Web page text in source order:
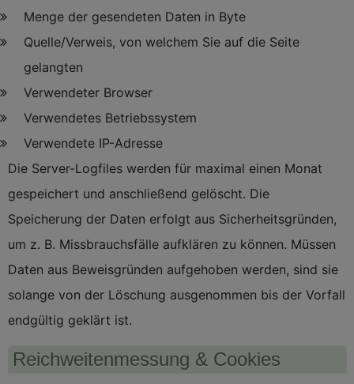
Menge der gesendeten Daten in Byte
Quelle/Verweis, von welchem Sie auf die Seite
gelangten
Verwendeter Browser
Verwendetes Betriebssystem
Verwendete IP-Adresse
Die Server-Logfiles werden für maximal einen Monat
gespeichert und anschließend gelöscht. Die
Speicherung der Daten erfolgt aus Sicherheitsgründen,
um z. B. Missbrauchsfälle aufklären zu können. Müssen
Daten aus Beweisgründen aufgehoben werden, sind sie
solange von der Löschung ausgenommen bis der Vorfall
endgültig geklärt ist.
Reichweitenmessung & Cookies